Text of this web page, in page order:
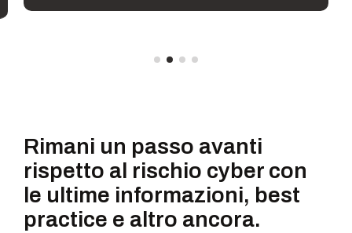
Rimani un passo avanti
rispetto al rischio cyber con
le ultime informazioni, best
practice e altro ancora.